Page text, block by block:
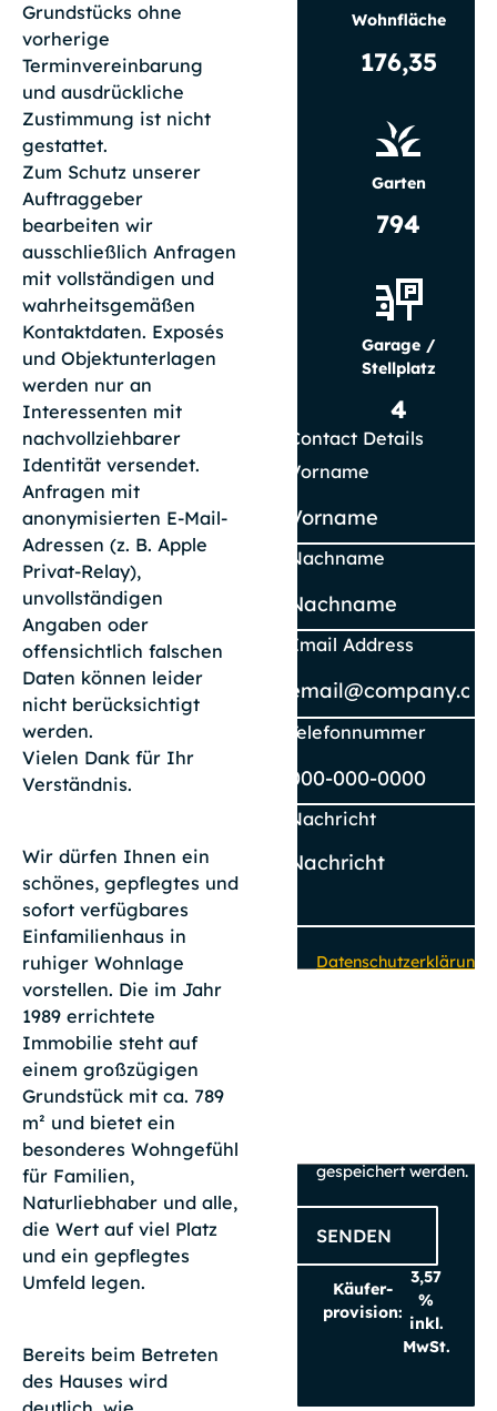
Grundstücks ohne
vorherige
Terminvereinbarung
und ausdrückliche
Zustimmung ist nicht
gestattet.
Zum Schutz unserer
Auftraggeber
bearbeiten wir
ausschließlich Anfragen
mit vollständigen und
wahrheitsgemäßen
Kontaktdaten. Exposés
und Objektunterlagen
werden nur an
Interessenten mit
nachvollziehbarer
Identität versendet.
Anfragen mit
anonymisierten E-Mail-
Adressen (z. B. Apple
Privat-Relay),
unvollständigen
Angaben oder
offensichtlich falschen
Daten können leider
nicht berücksichtigt
werden.
Vielen Dank für Ihr
Verständnis.
Wir dürfen Ihnen ein
schönes, gepflegtes und
sofort verfügbares
Einfamilienhaus in
ruhiger Wohnlage
vorstellen. Die im Jahr
1989 errichtete
Immobilie steht auf
einem großzügigen
Grundstück mit ca. 789
m² und bietet ein
besonderes Wohngefühl
für Familien,
Naturliebhaber und alle,
die Wert auf viel Platz
und ein gepflegtes
Umfeld legen.
Bereits beim Betreten
des Hauses wird
Wohnfläche
176,35
Garten
794
Garage /
Stellplatz
4
Contact Details
Vorname
Nachname
Email Address
Telefonnummer
Nachricht
Datenschutzerklärung
gespeichert werden.
SENDEN
Käufer­
provision:
3,57
%
inkl.
MwSt.